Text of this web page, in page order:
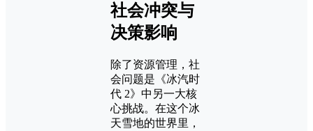
社会冲突与
决策影响
除了资源管理，社
会问题是《冰汽时
代 2》中另一大核
心挑战。在这个冰
天雪地的世界里，